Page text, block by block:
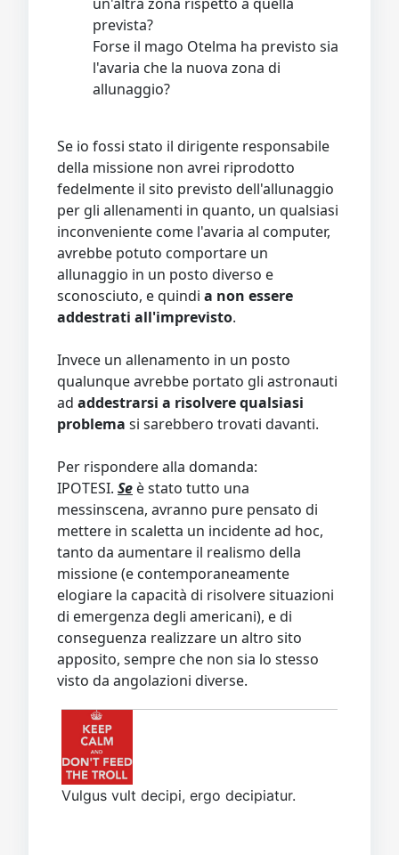
prevista?
Forse il mago Otelma ha previsto sia
l'avaria che la nuova zona di
allunaggio?
Se io fossi stato il dirigente responsabile
della missione non avrei riprodotto
fedelmente il sito previsto dell'allunaggio
per gli allenamenti in quanto, un qualsiasi
inconveniente come l'avaria al computer,
avrebbe potuto comportare un
allunaggio in un posto diverso e
sconosciuto, e quindi a non essere
addestrati all'imprevisto.
Invece un allenamento in un posto
qualunque avrebbe portato gli astronauti
ad addestrarsi a risolvere qualsiasi
problema si sarebbero trovati davanti.
Per rispondere alla domanda:
IPOTESI. Se è stato tutto una
messinscena, avranno pure pensato di
mettere in scaletta un incidente ad hoc,
tanto da aumentare il realismo della
missione (e contemporaneamente
elogiare la capacità di risolvere situazioni
di emergenza degli americani), e di
conseguenza realizzare un altro sito
apposito, sempre che non sia lo stesso
visto da angolazioni diverse.
Vulgus vult decipi, ergo decipiatur.